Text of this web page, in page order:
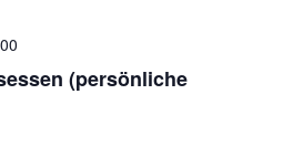
(persönliche